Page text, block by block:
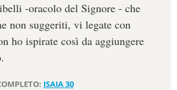
-oracolo del Signore - che
non suggeriti, vi legate con
ho ispirate così da aggiungere
ISAIA 30